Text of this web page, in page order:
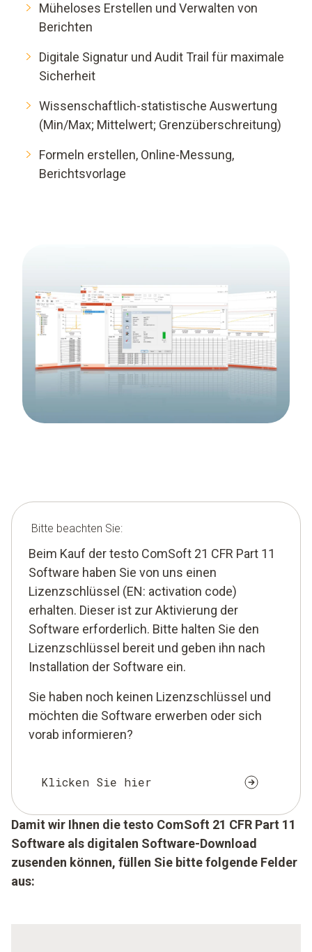
Müheloses Erstellen und Verwalten von
Berichten
Digitale Signatur und Audit Trail für maximale
Sicherheit
Wissenschaftlich-statistische Auswertung
(Min/Max; Mittelwert; Grenzüberschreitung)
Formeln erstellen, Online-Messung,
Berichtsvorlage
Bitte beachten Sie:
Beim Kauf der testo ComSoft 21 CFR Part 11
Software haben Sie von uns einen
Lizenzschlüssel (EN: activation code)
erhalten. Dieser ist zur Aktivierung der
Software erforderlich. Bitte halten Sie den
Lizenzschlüssel bereit und geben ihn nach
Installation der Software ein.
Sie haben noch keinen Lizenzschlüssel und
möchten die Software erwerben oder sich
vorab informieren?
Klicken Sie hier
Damit wir Ihnen die testo ComSoft 21 CFR Part 11
Software als digitalen Software-Download
zusenden können, füllen Sie bitte folgende Felder
aus: